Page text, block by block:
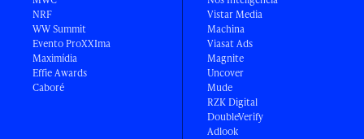
NRF
WW Summit
Evento ProXXIma
Maximídia
Effie Awards
Caboré
Vistar Media
Machina
Viasat Ads
Magnite
Uncover
Mude
RZK Digital
DoubleVerify
Adlook